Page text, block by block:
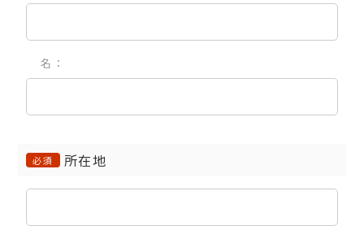
名：
必須 所在地